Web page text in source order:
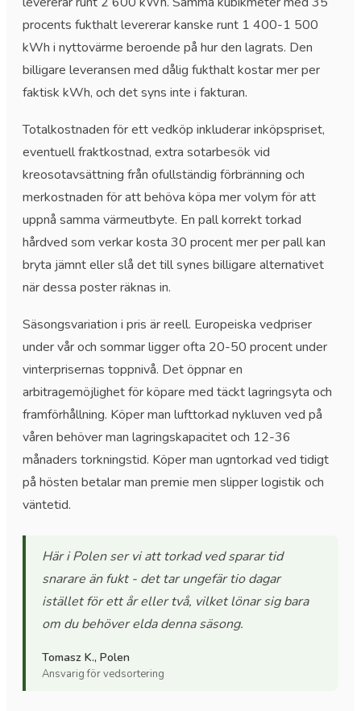
procents fukthalt levererar kanske runt 1 400-1 500
kWh i nyttovärme beroende på hur den lagrats. Den
billigare leveransen med dålig fukthalt kostar mer per
faktisk kWh, och det syns inte i fakturan.
Totalkostnaden för ett vedköp inkluderar inköpspriset,
eventuell fraktkostnad, extra sotarbesök vid
kreosotavsättning från ofullständig förbränning och
merkostnaden för att behöva köpa mer volym för att
uppnå samma värmeutbyte. En pall korrekt torkad
hårdved som verkar kosta 30 procent mer per pall kan
bryta jämnt eller slå det till synes billigare alternativet
när dessa poster räknas in.
Säsongsvariation i pris är reell. Europeiska vedpriser
under vår och sommar ligger ofta 20-50 procent under
vinterprisernas toppnivå. Det öppnar en
arbitragemöjlighet för köpare med täckt lagringsyta och
framförhållning. Köper man lufttorkad nykluven ved på
våren behöver man lagringskapacitet och 12-36
månaders torkningstid. Köper man ugntorkad ved tidigt
på hösten betalar man premie men slipper logistik och
väntetid.
Här i Polen ser vi att torkad ved sparar tid
snarare än fukt - det tar ungefär tio dagar
istället för ett år eller två, vilket lönar sig bara
om du behöver elda denna säsong.
Tomasz K., Polen
Ansvarig för vedsortering